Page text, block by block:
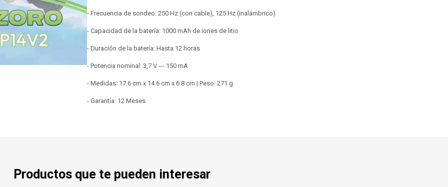
- Frecuencia de sondeo: 250 Hz (con cable), 125 Hz (inalámbrico)
- Capacidad de la batería: 1000 mAh de iones de litio
- Duración de la batería: Hasta 12 horas
- Potencia nominal: 3,7 V --- 150 mA
- Medidas: 17.6 cm x 14.6 cm x 6.8 cm | Peso: 271 g
- Garantía: 12 Meses
Productos que te pueden interesar